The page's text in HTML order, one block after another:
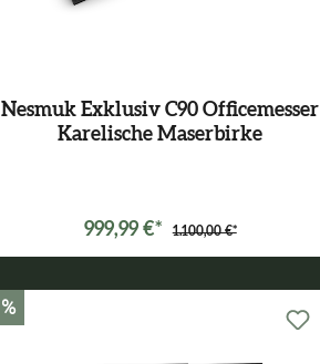
Nesmuk Exklusiv C90 Officemesser
Karelische Maserbirke
999,99 €* 1.100,00 €*
%